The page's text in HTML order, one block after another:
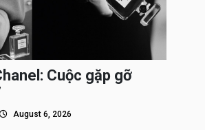
Cuộc gặp gỡ
August 6, 2026